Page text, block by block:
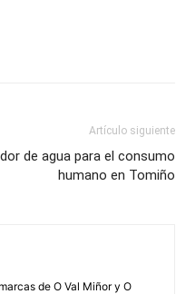
Artículo siguiente
de agua para el consumo
humano en Tomiño
de O Val Miñor y O